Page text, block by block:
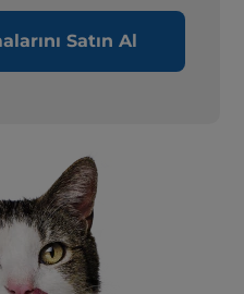
Satın Al